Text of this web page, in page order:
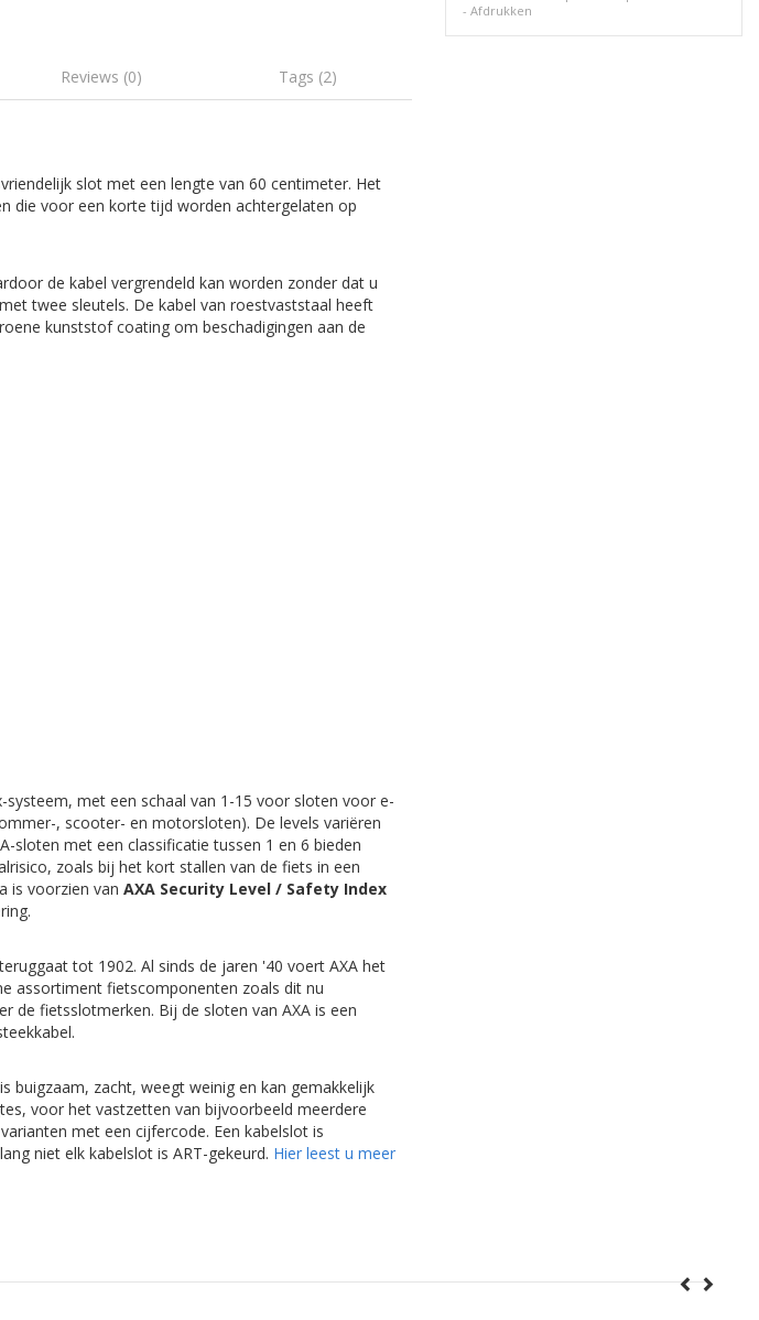
Reviews (0) Tags (2)
slot met een lengte van 60 centimeter. Het
die voor een korte tijd worden achtergelaten op
de kabel vergrendeld kan worden zonder dat u
twee sleutels. De kabel van roestvaststaal heeft
kunststof coating om beschadigingen aan de
met een schaal van 1-15 voor sloten voor e-
, scooter- en motorsloten). De levels variëren
sloten met een classificatie tussen 1 en 6 bieden
zoals bij het kort stallen van de fiets in een
is voorzien van AXA Security Level / Safety Index
tot 1902. Al sinds de jaren '40 voert AXA het
assortiment fietscomponenten zoals dit nu
de fietsslotmerken. Bij de sloten van AXA is een
buigzaam, zacht, weegt weinig en kan gemakkelijk
voor het vastzetten van bijvoorbeeld meerdere
met een cijfercode. Een kabelslot is
lang niet elk kabelslot is ART-gekeurd. Hier leest u meer
-Afdrukken